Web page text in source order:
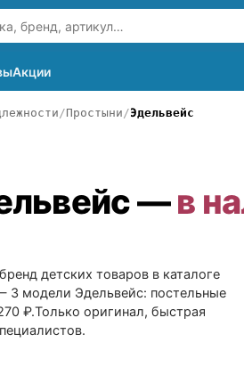
Акции
Простыни Эдельвейс
—в
детских товаров в каталоге
3 модели Эдельвейс: постельные
₽.Только оригинал, быстрая